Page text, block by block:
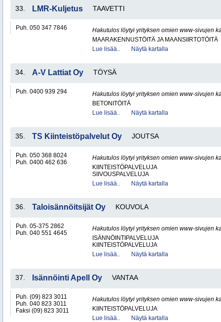
33. LMR-Kuljetus TAAVETTI
Puh. 050 347 7846
Hakutulos löytyi yrityksen omien www-sivujen
MAARAKENNUSTÖITÄ JA MAANSIIRTOTÖITÄ
Lue lisää..
Näytä kartalla
34. A-V Lattiat Oy TÖYSÄ
Puh. 0400 939 294
Hakutulos löytyi yrityksen omien www-sivujen
BETONITÖITÄ
Lue lisää..
Näytä kartalla
35. TS Kiinteistöpalvelut Oy JOUTSA
Puh. 050 368 8024
Puh. 0400 462 636
Hakutulos löytyi yrityksen omien www-sivujen
KIINTEISTÖPALVELUJA
SIIVOUSPALVELUJA
Lue lisää..
Näytä kartalla
36. Taloisännöitsijät Oy KOUVOLA
Puh. 05-375 2862
Puh. 040 551 4645
Hakutulos löytyi yrityksen omien www-sivujen
ISÄNNÖINTIPALVELUJA
KIINTEISTÖPALVELUJA
Lue lisää..
Näytä kartalla
37. Isännöinti Apell Oy VANTAA
Puh. (09) 823 3011
Puh. 040 823 3011
Faksi (09) 823 3011
Hakutulos löytyi yrityksen omien www-sivujen
KIINTEISTÖPALVELUJA
Lue lisää..
Näytä kartalla